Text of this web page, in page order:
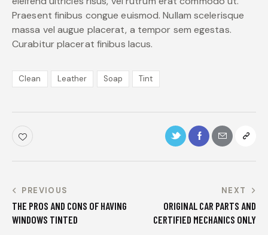
Praesent finibus congue euismod. Nullam scelerisque
massa vel augue placerat, a tempor sem egestas.
Curabitur placerat finibus lacus.
Clean Leather Soap Tint
PREVIOUS
THE PROS AND CONS OF HAVING
WINDOWS TINTED
NEXT
ORIGINAL CAR PARTS AND
CERTIFIED MECHANICS ONLY